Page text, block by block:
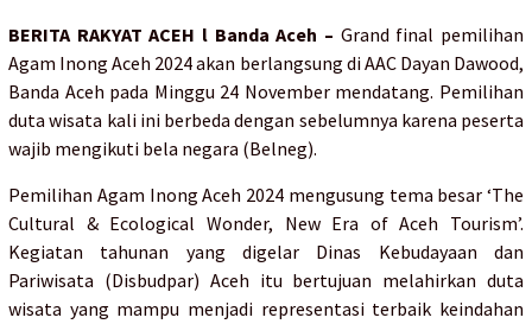
BERITA RAKYAT ACEH l Banda Aceh – Grand final pemilihan
Agam Inong Aceh 2024 akan berlangsung di AAC Dayan Dawood,
Banda Aceh pada Minggu 24 November mendatang. Pemilihan
duta wisata kali ini berbeda dengan sebelumnya karena peserta
wajib mengikuti bela negara (Belneg).
Pemilihan Agam Inong Aceh 2024 mengusung tema besar ‘The
Cultural & Ecological Wonder, New Era of Aceh Tourism’.
Kegiatan tahunan yang digelar Dinas Kebudayaan dan
Pariwisata (Disbudpar) Aceh itu bertujuan melahirkan duta
wisata yang mampu menjadi representasi terbaik keindahan